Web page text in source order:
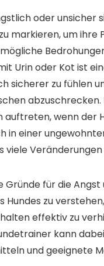
oder unsicher
markieren, um ihre
Urin oder Kot ist
sicherer zu fühlen
abzuschrecken.
auftreten, wenn der
in einer
viele
Gründe für die Angst
Hundes zu
effektiv zu
kann
und geeignete